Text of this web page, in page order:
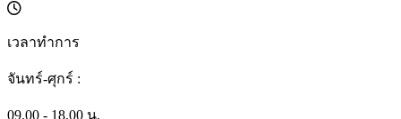
เวลาทำการ
จันทร์-ศุกร์ :
09.00 - 18.00 น.